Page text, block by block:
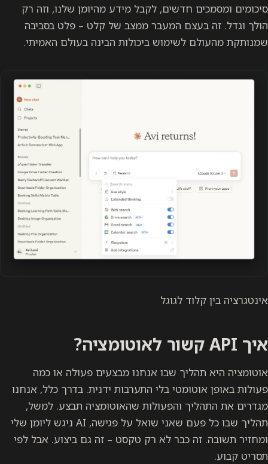
סיכומים ומסמכים חדשים, לקבל מידע מהיומן שלנו, וזה רק
הולך וגדל. זה בעצם המעבר ממצב של קלט – פלט בסביבה
שמנותקת מהעולם לשימוש ביכולות הבינה בעולם האמיתי.
אינטגרציה בין קלוד לגוגל
איך API קשור לאוטומציה?
אוטומציה היא תהליך שבו אנחנו מבצעים פעולה או כמה
פעולות באופן אוטומטי בלי התערבות ידנית. בדרך כלל, אנחנו
מגדרים את התהליך והפעולות שהאוטומציה תבצע. למשל,
תהליך שבו כל פעם שאני שואל על פגישה, AI ניגש ליומן שלי
ומחזיר תשובה. זה כבר לא רק טקסט – זה גם ביצוע. אבל לפי
תסריט קבוע.